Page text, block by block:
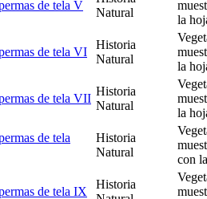
de tela V
Natural
la
de tela VI
Historia
Natural
la
de tela VII
Historia
Natural
la
de tela
Historia
Natural
con
de tela IX
Historia